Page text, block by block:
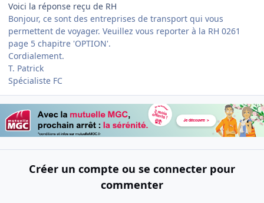
Voici la réponse reçu de RH
Bonjour, ce sont des entreprises de transport qui vous
permettent de voyager. Veuillez vous reporter à la RH 0261
page 5 chapitre 'OPTION'.
Cordialement.
T. Patrick
Spécialiste FC
Créer un compte ou se connecter pour
commenter